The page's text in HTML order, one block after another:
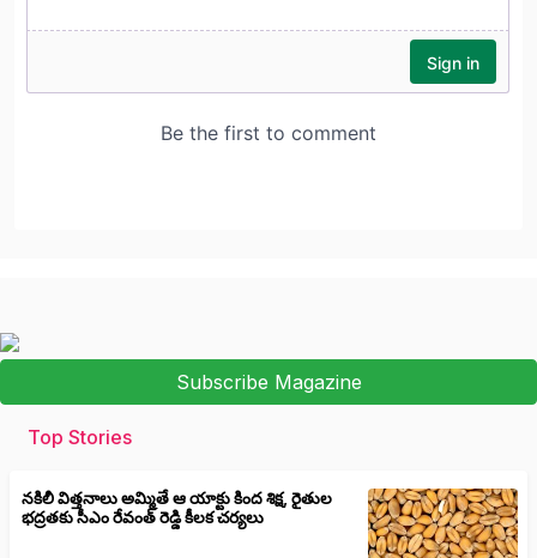
Subscribe Magazine
Top Stories
నకిలీ విత్తనాలు అమ్మితే ఆ యాక్టు కింద శిక్ష, రైతుల
భద్రతకు సీఎం రేవంత్ రెడ్డి కీలక చర్యలు